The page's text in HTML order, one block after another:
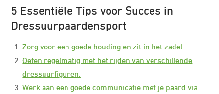
5 Essentiële Tips voor Succes in
Dressuurpaardensport
Zorg voor een goede houding en zit in het zadel.
Oefen regelmatig met het rijden van verschillende
dressuurfiguren.
Werk aan een goede communicatie met je paard via